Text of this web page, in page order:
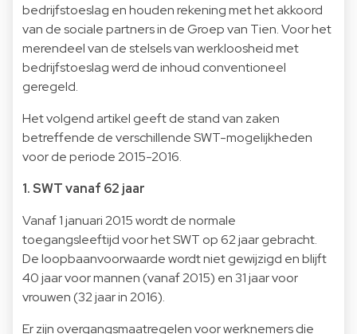
bedrijfstoeslag en houden rekening met het akkoord
van de sociale partners in de Groep van Tien. Voor het
merendeel van de stelsels van werkloosheid met
bedrijfstoeslag werd de inhoud conventioneel
geregeld.
Het volgend artikel geeft de stand van zaken
betreffende de verschillende SWT-mogelijkheden
voor de periode 2015-2016.
1. SWT vanaf 62 jaar
Vanaf 1 januari 2015 wordt de normale
toegangsleeftijd voor het SWT op 62 jaar gebracht.
De loopbaanvoorwaarde wordt niet gewijzigd en blijft
40 jaar voor mannen (vanaf 2015) en 31 jaar voor
vrouwen (32 jaar in 2016).
Er zijn overgangsmaatregelen voor werknemers die